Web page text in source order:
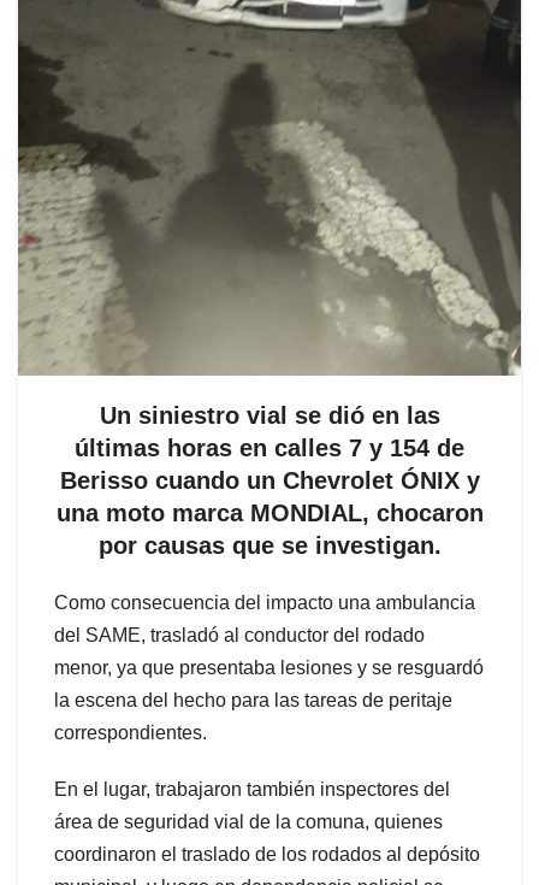
Un siniestro vial se dió en las
últimas horas en calles 7 y 154 de
Berisso cuando un Chevrolet ÓNIX y
una moto marca MONDIAL, chocaron
por causas que se investigan.
Como consecuencia del impacto una ambulancia
del SAME, trasladó al conductor del rodado
menor, ya que presentaba lesiones y se resguardó
la escena del hecho para las tareas de peritaje
correspondientes.
En el lugar, trabajaron también inspectores del
área de seguridad vial de la comuna, quienes
coordinaron el traslado de los rodados al depósito